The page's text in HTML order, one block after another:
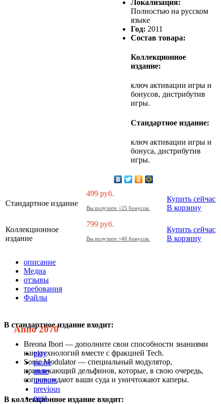
Локализация:
Полностью на русском
языке
Год: 2011
Состав товара:
Коллекционное
издание:
ключ активации игры и
бонусов, дистрибутив
игры.
Стандартное издание:
ключ активации игры и
бонуса, дистрибутив
игры.
Стандартное издание
499 руб.
Вы получите +25 бонусов.
Купить сейчас
В корзину
Коллекционное
издание
799 руб.
Вы получите +40 бонусов.
Купить сейчас
В корзину
описание
Медиа
отзывы
требования
Файлы
В стандартное издание входит:
Breona Ibori — дополните свои способности знаниями
нанотехнологий вместе с фракцией Tech.
Sonic Modulator — специальный модулятор,
привлекающий дельфинов, которые, в свою очередь,
сопровождают ваши суда и уничтожают каперы.
В коллекционное издание входит:
Anno 2070
play
pause
mute
unmute
previous
next